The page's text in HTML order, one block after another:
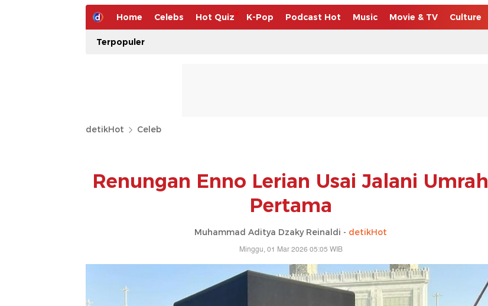
Home Celebs Hot Quiz K-Pop Podcast Hot Music Movie & TV Culture
Terpopuler
detikHot Celeb
Renungan Enno Lerian Usai Jalani Umrah
Pertama
Muhammad Aditya Dzaky Reinaldi - detikHot
Minggu, 01 Mar 2026 05:05 WIB